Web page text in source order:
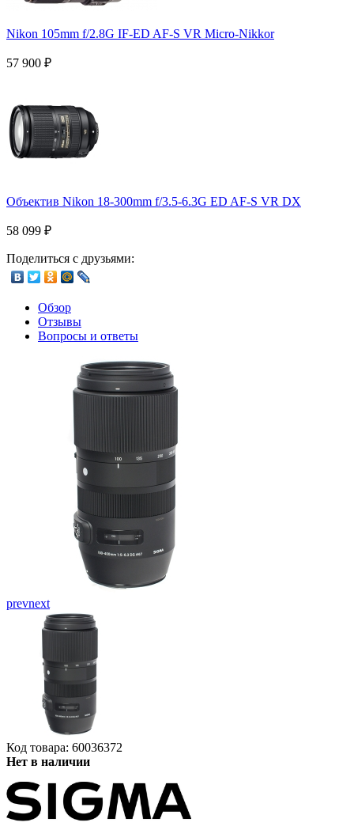
Nikon 105mm f/2.8G IF-ED AF-S VR Micro-Nikkor
57 900 ₽
Объектив Nikon 18-300mm f/3.5-6.3G ED AF-S VR DX
58 099 ₽
Поделиться с друзьями:
Обзор
Отзывы
Вопросы и ответы
prevnext
Код товара: 60036372
Нет в наличии